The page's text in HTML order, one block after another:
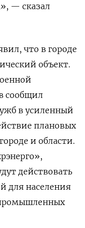
— сказал
что в городе
объект.
сообщил
в усиленный
плановых
и области.
действовать
для населения